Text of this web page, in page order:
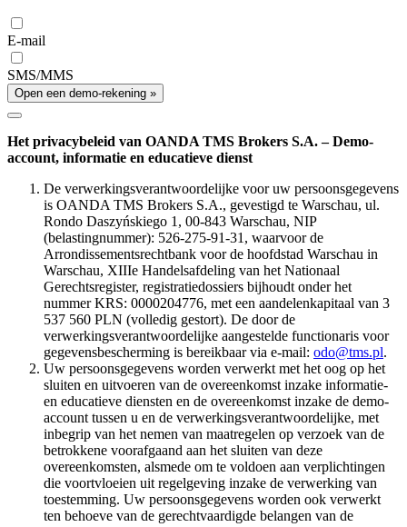
E-mail
SMS/MMS
Open een demo-rekening »
Het privacybeleid van OANDA TMS Brokers S.A. – Demo-
account, informatie en educatieve dienst
De verwerkingsverantwoordelijke voor uw persoonsgegevens
is OANDA TMS Brokers S.A., gevestigd te Warschau, ul.
Rondo Daszyńskiego 1, 00-843 Warschau, NIP
(belastingnummer): 526-275-91-31, waarvoor de
Arrondissementsrechtbank voor de hoofdstad Warschau in
Warschau, XIIIe Handelsafdeling van het Nationaal
Gerechtsregister, registratiedossiers bijhoudt onder het
nummer KRS: 0000204776, met een aandelenkapitaal van 3
537 560 PLN (volledig gestort). De door de
verwerkingsverantwoordelijke aangestelde functionaris voor
gegevensbescherming is bereikbaar via e-mail: odo@tms.pl.
Uw persoonsgegevens worden verwerkt met het oog op het
sluiten en uitvoeren van de overeenkomst inzake informatie-
en educatieve diensten en de overeenkomst inzake de demo-
account tussen u en de verwerkingsverantwoordelijke, met
inbegrip van het nemen van maatregelen op verzoek van de
betrokkene voorafgaand aan het sluiten van deze
overeenkomsten, alsmede om te voldoen aan verplichtingen
die voortvloeien uit regelgeving inzake de verwerking van
toestemming. Uw persoonsgegevens worden ook verwerkt
ten behoeve van de gerechtvaardigde belangen van de